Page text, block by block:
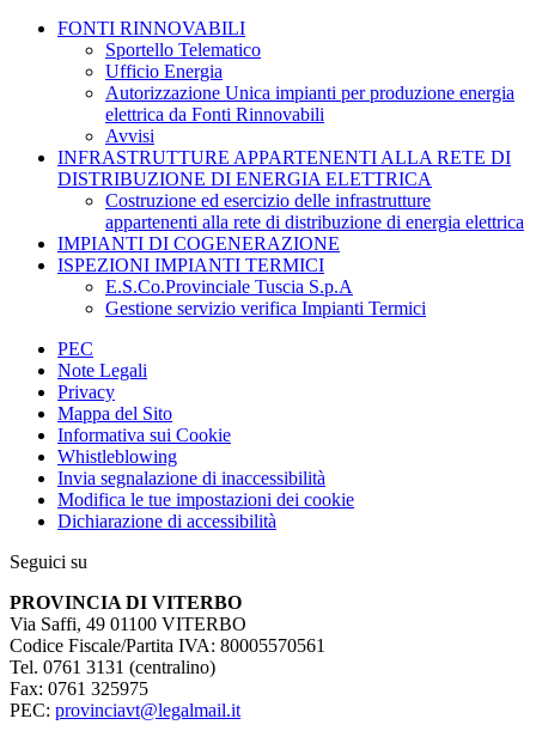
FONTI RINNOVABILI
Sportello Telematico
Ufficio Energia
Autorizzazione Unica impianti per produzione energia
elettrica da Fonti Rinnovabili
Avvisi
INFRASTRUTTURE APPARTENENTI ALLA RETE DI
DISTRIBUZIONE DI ENERGIA ELETTRICA
Costruzione ed esercizio delle infrastrutture
appartenenti alla rete di distribuzione di energia elettrica
IMPIANTI DI COGENERAZIONE
ISPEZIONI IMPIANTI TERMICI
E.S.Co.Provinciale Tuscia S.p.A
Gestione servizio verifica Impianti Termici
PEC
Note Legali
Privacy
Mappa del Sito
Informativa sui Cookie
Whistleblowing
Invia segnalazione di inaccessibilità
Modifica le tue impostazioni dei cookie
Dichiarazione di accessibilità
Seguici su
PROVINCIA DI VITERBO
Via Saffi, 49 01100 VITERBO
Codice Fiscale/Partita IVA: 80005570561
Tel. 0761 3131 (centralino)
Fax: 0761 325975
PEC: provinciavt@legalmail.it